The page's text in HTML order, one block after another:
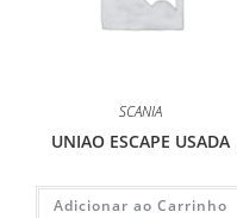
SCANIA
UNIAO ESCAPE USADA
Adicionar ao Carrinho